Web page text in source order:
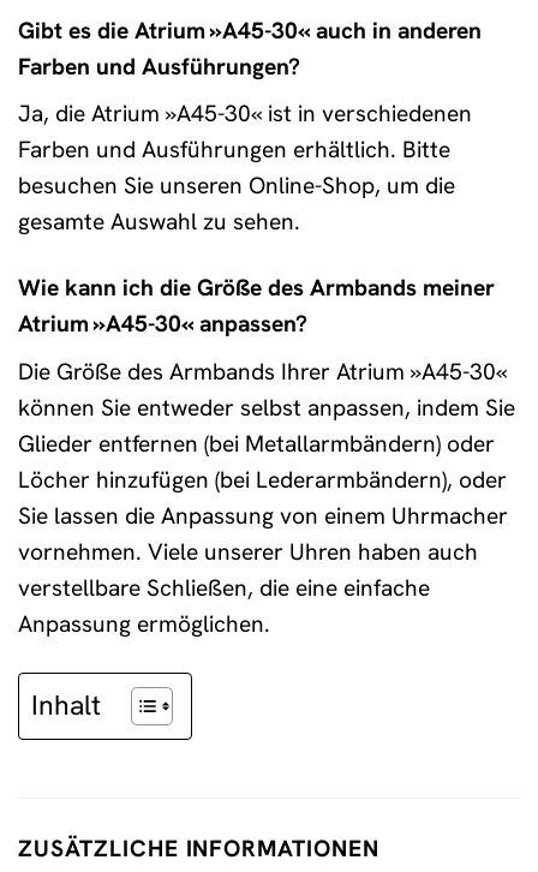
Gibt es die Atrium »A45-30« auch in anderen
Farben und Ausführungen?
Ja, die Atrium »A45-30« ist in verschiedenen
Farben und Ausführungen erhältlich. Bitte
besuchen Sie unseren Online-Shop, um die
gesamte Auswahl zu sehen.
Wie kann ich die Größe des Armbands meiner
Atrium »A45-30« anpassen?
Die Größe des Armbands Ihrer Atrium »A45-30«
können Sie entweder selbst anpassen, indem Sie
Glieder entfernen (bei Metallarmbändern) oder
Löcher hinzufügen (bei Lederarmbändern), oder
Sie lassen die Anpassung von einem Uhrmacher
vornehmen. Viele unserer Uhren haben auch
verstellbare Schließen, die eine einfache
Anpassung ermöglichen.
Inhalt
ZUSÄTZLICHE INFORMATIONEN